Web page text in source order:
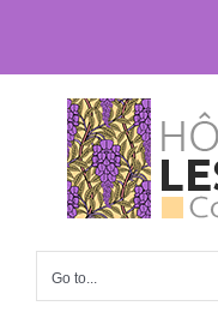
content
Go to...